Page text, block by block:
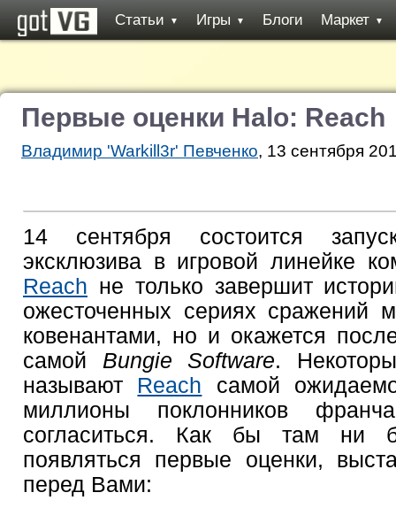
Статьи ▼ Игры ▼ Блоги Маркет ▼
Первые оценки Halo: Reach
Владимир 'Warkill3r' Певченко, 13 сентября
14 сентября состоится
эксклюзива в игровой линейке
Reach не только завершит
ожесточенных сериях сражений
ковенантами, но и окажется
самой Bungie Software.
называют Reach самой
миллионы поклонников
согласиться. Как бы там ни
появляться первые оценки,
перед Вами: